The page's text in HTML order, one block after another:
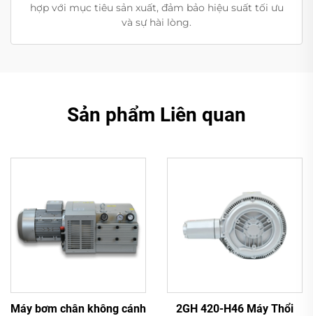
hợp với mục tiêu sản xuất, đảm bảo hiệu suất tối ưu
và sự hài lòng.
Sản phẩm Liên quan
Máy bơm chân không cánh
2GH 420-H46 Máy Thổi